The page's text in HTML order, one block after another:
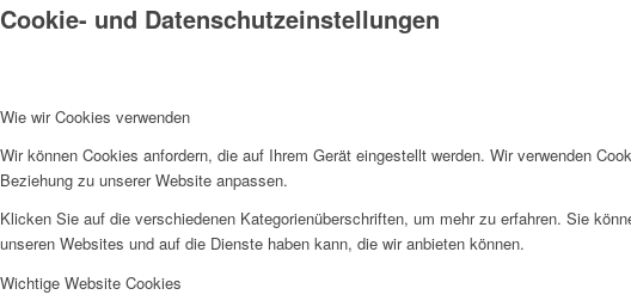
Cookie- und Datenschutzeinstellungen
Wie wir Cookies verwenden
Wir können Cookies anfordern, die auf Ihrem Gerät eingestellt werden. Wir verwenden
Beziehung zu unserer Website anpassen.
Klicken Sie auf die verschiedenen Kategorienüberschriften, um mehr zu erfahren. Sie
unseren Websites und auf die Dienste haben kann, die wir anbieten können.
Wichtige Website Cookies